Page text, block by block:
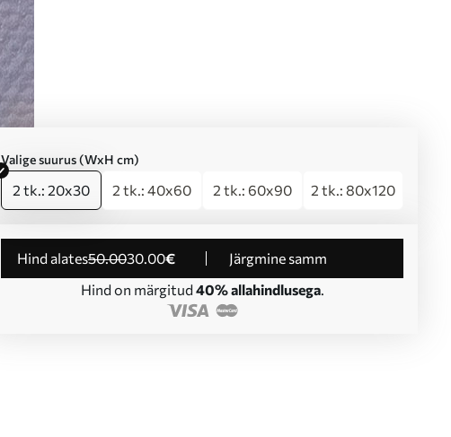
Valige suurus (WxH cm)
2 tk.: 20x30 2 tk.: 40x60 2 tk.: 60x90 2 tk.: 80x120
Hind alates50.0030.00€
Järgmine samm
Hind on märgitud 40% allahindlusega.